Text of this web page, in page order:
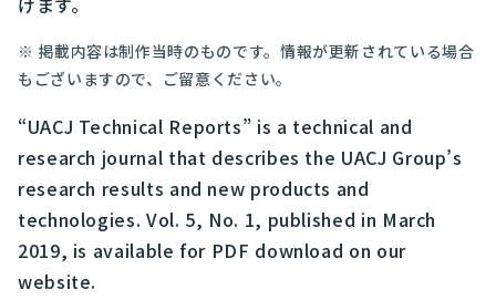
※ 掲載内容は制作当時のものです。情報が更新されている場合
もございますので、ご留意ください。
“UACJ Technical Reports” is a technical and
research journal that describes the UACJ Group’s
research results and new products and
technologies. Vol. 5, No. 1, published in March
2019, is available for PDF download on our
website.